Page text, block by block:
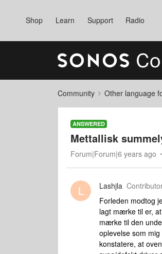
Shop Learn Support Radio
Community Other language
ANSWERED
Mettallisk
Forum|Forum|6 years ago
L Lashjla
Forleden modtog
lagt mærke til er,
mærke til den
oplevelse som
konstatere, at